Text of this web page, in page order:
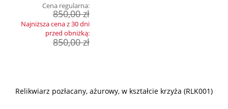
Cena regularna:
850,00 zł
Najniższa cena z 30 dni
przed obniżką:
850,00 zł
Relikwiarz pozłacany, ażurowy, w kształcie krzyża (RLK001)